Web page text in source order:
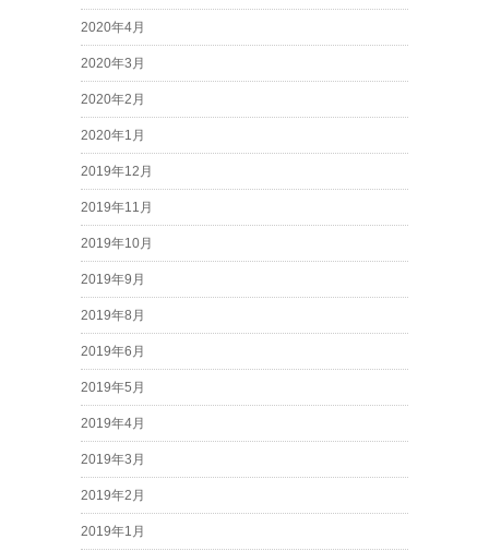
2020年4月
2020年3月
2020年2月
2020年1月
2019年12月
2019年11月
2019年10月
2019年9月
2019年8月
2019年6月
2019年5月
2019年4月
2019年3月
2019年2月
2019年1月